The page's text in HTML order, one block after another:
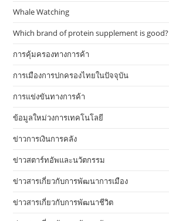
Whale Watching
Which brand of protein supplement is good?
การคุ้มครองทางการค้า
การเมืองการปกครองไทยในปัจจุบัน
การแข่งขันทางการค้า
ข้อมูลใหม่วงการเทคโนโลยี
ข่าวการเงินการคลัง
ข่าวสตาร์ทอัพและนวัตกรรม
ข่าวสารเกี่ยวกับการพัฒนาการเมือง
ข่าวสารเกี่ยวกับการพัฒนาชีวิต